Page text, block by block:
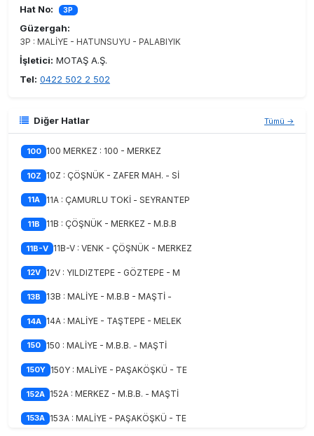
Hat No: 3P
Güzergah:
3P : MALİYE - HATUNSUYU - PALABIYIK
İşletici: MOTAŞ A.Ş.
Tel: 0422 502 2 502
Diğer Hatlar Tümü →
100 100 MERKEZ : 100 - MERKEZ
10Z 10Z : ÇÖŞNÜK - ZAFER MAH. - Sİ
11A 11A : ÇAMURLU TOKİ - SEYRANTEP
11B 11B : ÇÖŞNÜK - MERKEZ - M.B.B
11B-V 11B-V : VENK - ÇÖŞNÜK - MERKEZ
12V 12V : YILDIZTEPE - GÖZTEPE - M
13B 13B : MALİYE - M.B.B - MAŞTİ -
14A 14A : MALİYE - TAŞTEPE - MELEK
150 150 : MALİYE - M.B.B. - MAŞTİ
150Y 150Y : MALİYE - PAŞAKÖŞKÜ - TE
152A 152A : MERKEZ - M.B.B. - MAŞTİ
153A 153A : MALİYE - PAŞAKÖŞKÜ - TE